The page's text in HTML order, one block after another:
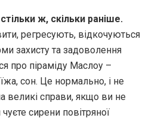
ж, скільки раніше.
регресують, відкочуються
захисту та задоволення
про піраміду Маслоу –
сон. Це нормально, і не
великі справи, якщо ви не
сирени повітряної